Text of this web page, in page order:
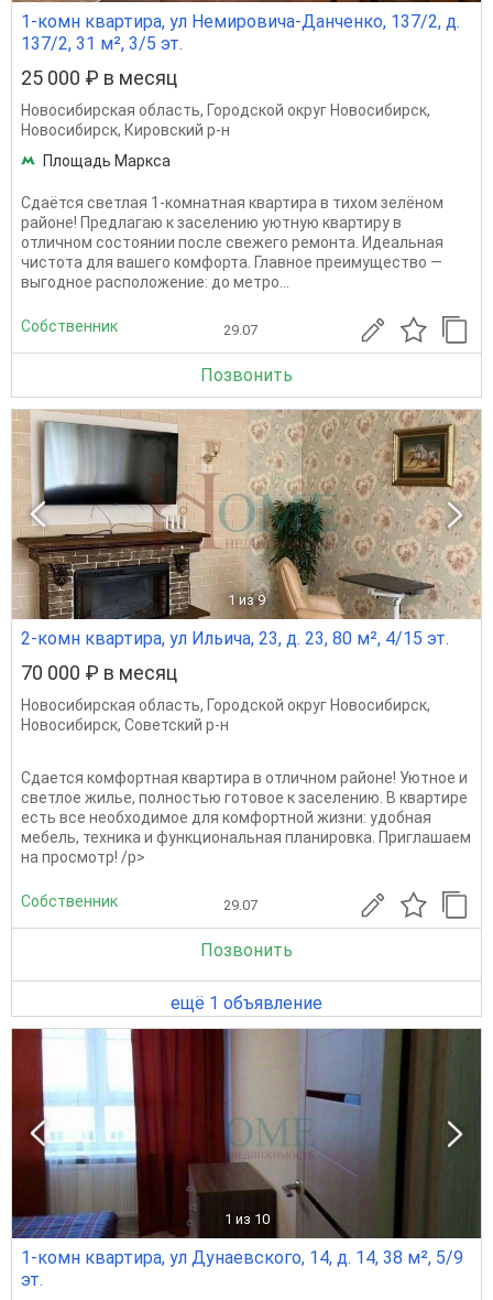
1-комн квартира, ул Немировича-Данченко, 137/2, д.
137/2, 31 м², 3/5 эт.
25 000 ₽ в месяц
Новосибирская область, Городской округ Новосибирск,
Новосибирск, Кировский р-н
Площадь Маркса
Сдаётся светлая 1-комнатная квартира в тихом зелёном
районе! Предлагаю к заселению уютную квартиру в
отличном состоянии после свежего ремонта. Идеальная
чистота для вашего комфорта. Главное преимущество —
выгодное расположение: до метро...
Собственник 29.07
Позвонить
1 из 9
2-комн квартира, ул Ильича, 23, д. 23, 80 м², 4/15 эт.
70 000 ₽ в месяц
Новосибирская область, Городской округ Новосибирск,
Новосибирск, Советский р-н
Сдается комфортная квартира в отличном районе! Уютное и
светлое жилье, полностью готовое к заселению. В квартире
есть все необходимое для комфортной жизни: удобная
мебель, техника и функциональная планировка. Приглашаем
на просмотр! /p>
Собственник 29.07
Позвонить
ещё 1 объявление
1 из 10
1-комн квартира, ул Дунаевского, 14, д. 14, 38 м², 5/9
эт.